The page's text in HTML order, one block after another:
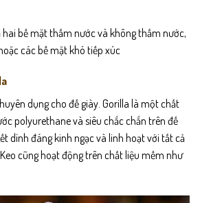
hai bề mặt thấm nước và không thấm nước,
các bề mặt khó tiếp xúc
dụng cho đế giày. Gorilla là một chất
polyurethane và siêu chắc chắn trên đế
dính đáng kinh ngạc và linh hoạt với tất cả
cũng hoạt động trên chất liệu mềm như